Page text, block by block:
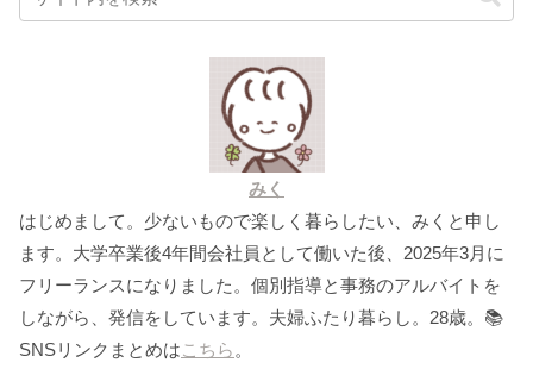
みく
はじめまして。少ないもので楽しく暮らしたい、みくと申し
ます。大学卒業後4年間会社員として働いた後、2025年3月に
フリーランスになりました。個別指導と事務のアルバイトを
しながら、発信をしています。夫婦ふたり暮らし。28歳。📚
SNSリンクまとめはこちら 。